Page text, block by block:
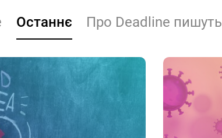
Останнє Про Deadline пишуть